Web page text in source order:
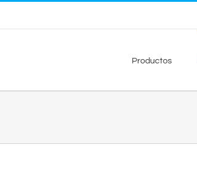
Productos